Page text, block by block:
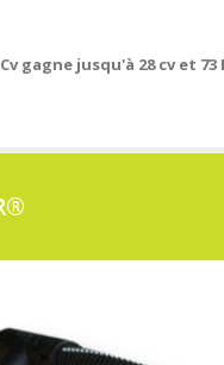
gagne jusqu'à 28 cv et 73